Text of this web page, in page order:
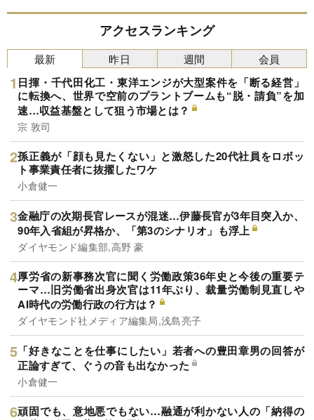
アクセスランキング
最新
日揮・千代田化工・東洋エンジが大型案件を「断る経営」
に転換へ、世界で空前のプラントブームも“脱・請負”を加
速…収益基盤として狙う市場とは？
宗 敦司
孫正義が「顔も見たくない」と激怒した20代社員をロボッ
ト事業責任者に抜擢したワケ
小倉健一
金融庁の次期長官レースが混迷…伊藤長官が3年目突入か、
90年入省組が昇格か、「第3のシナリオ」も浮上
ダイヤモンド編集部,高野 豪
厚労省の新事務次官に聞く労働政策36年史と今後の重要テ
ーマ…旧労働省出身次官は11年ぶり、裁量労働制見直しや
AI時代の労働行政の行方は？
ダイヤモンド社メディア編集局,浅島亮子
「好きなことを仕事にしたい」若者への豊田章男の回答が
正論すぎて、ぐうの音も出なかった
小倉健一
頑固でも、意地悪でもない…融通が利かない人の「納得の
昨日 週間 会員